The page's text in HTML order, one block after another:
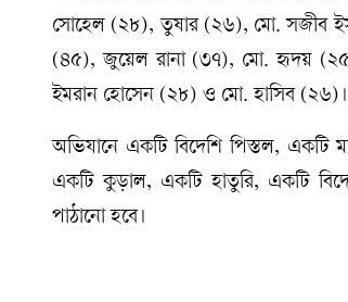
সোহেল (২৮), তুষার (২৬), মো. সজীব
(৪৫), জুয়েল রানা (৩৭), মো. হৃদয়
ইমরান হোসেন (২৮) ও মো. হাসিব (২৬)।
অভিযানে একটি বিদেশি পিস্তল, একটি
একটি কুড়াল, একটি হাতুরি, একটি
পাঠানো হবে।